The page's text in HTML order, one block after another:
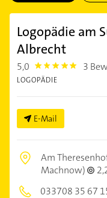
Logopädie am
Albrecht
5,0 5.0 3
LOGOPÄDIE
E-Mail
Am
Machnow)
033708 35 67